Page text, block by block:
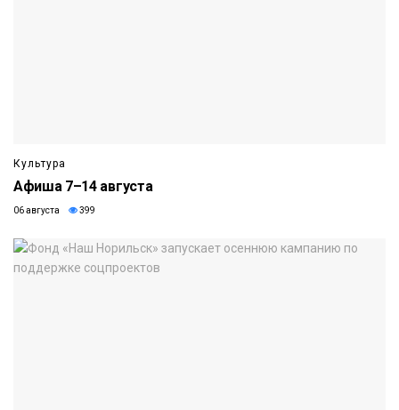
Культура
Афиша 7–14 августа
06 августа 399